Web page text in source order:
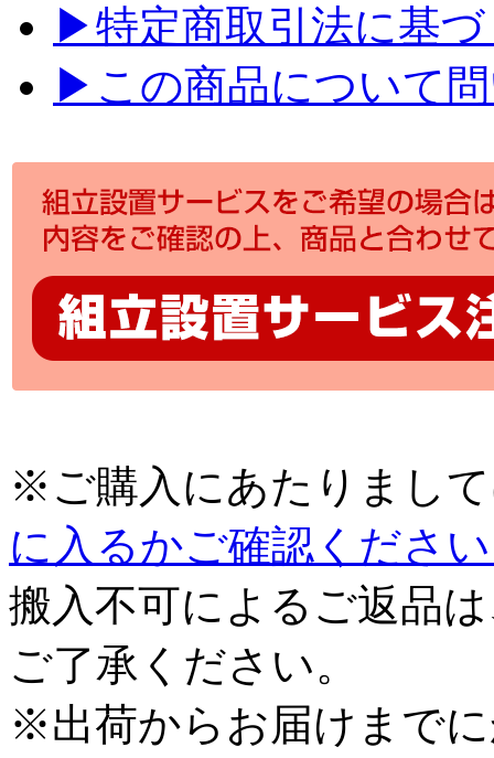
▶特定商取引法に基
▶この商品について
※ご購入にあたりまし
に入るかご確認くださ
搬入不可によるご返品
ご了承ください。
※出荷からお届けまで